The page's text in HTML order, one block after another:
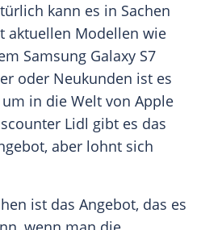
kann es in Sachen
aktuellen Modellen wie
Samsung Galaxy S7
oder Neukunden ist es
in die Welt von Apple
Lidl gibt es das
aber lohnt sich
ist das Angebot, das es